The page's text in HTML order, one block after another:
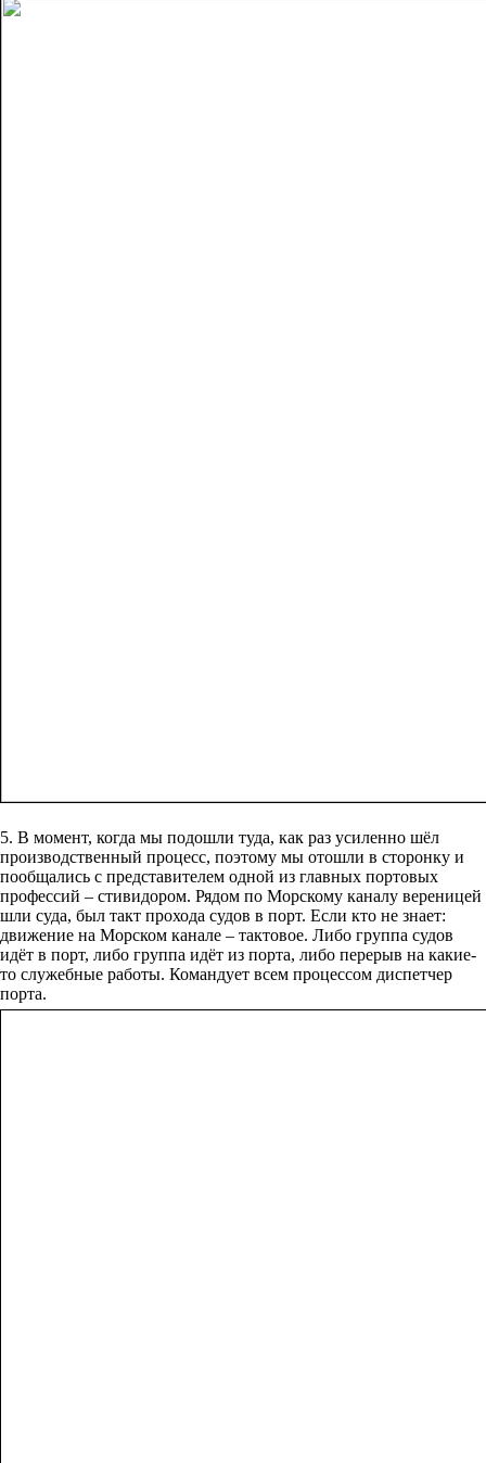
5. В момент, когда мы подошли туда, как раз усиленно шёл
производственный процесс, поэтому мы отошли в сторонку и
пообщались с представителем одной из главных портовых
профессий – стивидором. Рядом по Морскому каналу вереницей
шли суда, был такт прохода судов в порт. Если кто не знает:
движение на Морском канале – тактовое. Либо группа судов
идёт в порт, либо группа идёт из порта, либо перерыв на какие-
то служебные работы. Командует всем процессом диспетчер
порта.